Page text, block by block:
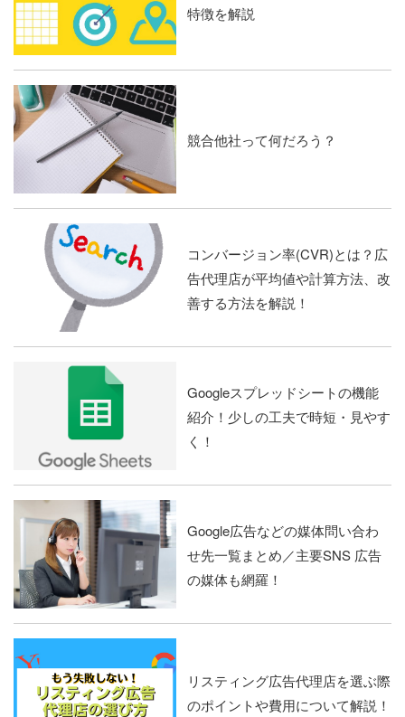
特徴を解説
競合他社って何だろう？
コンバージョン率(CVR)とは？広
告代理店が平均値や計算方法、改
善する方法を解説！
Googleスプレッドシートの機能
紹介！少しの工夫で時短・見やす
く！
Google広告などの媒体問い合わ
せ先一覧まとめ／主要SNS 広告
の媒体も網羅！
リスティング広告代理店を選ぶ際
のポイントや費用について解説！